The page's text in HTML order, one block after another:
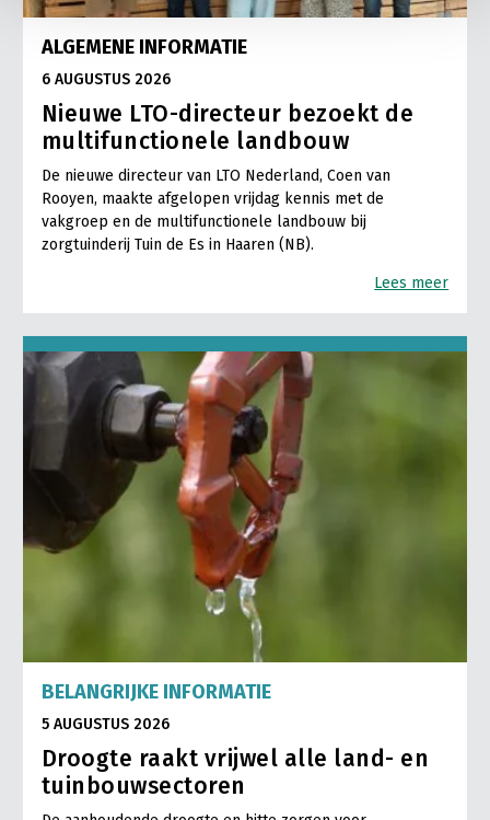
ALGEMENE INFORMATIE
6 AUGUSTUS 2026
Nieuwe LTO-directeur bezoekt de
multifunctionele landbouw
De nieuwe directeur van LTO Nederland, Coen van
Rooyen, maakte afgelopen vrijdag kennis met de
vakgroep en de multifunctionele landbouw bij
zorgtuinderij Tuin de Es in Haaren (NB).
Lees meer
BELANGRIJKE INFORMATIE
5 AUGUSTUS 2026
Droogte raakt vrijwel alle land- en
tuinbouwsectoren